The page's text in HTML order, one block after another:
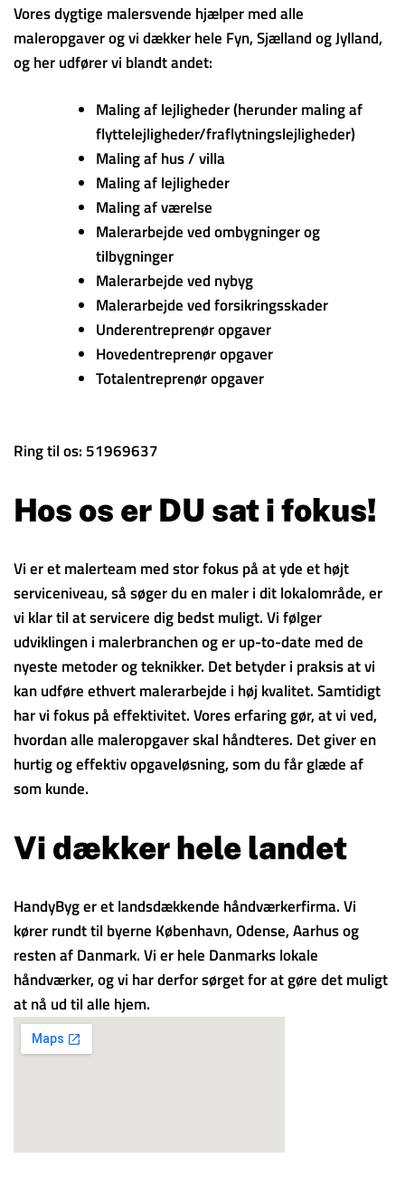
Vores dygtige malersvende hjælper med alle
maleropgaver og vi dækker hele Fyn, Sjælland og Jylland,
og her udfører vi blandt andet:
Maling af lejligheder (herunder maling af
flyttelejligheder/fraflytningslejligheder)
Maling af hus / villa
Maling af lejligheder
Maling af værelse
Malerarbejde ved ombygninger og
tilbygninger
Malerarbejde ved nybyg
Malerarbejde ved forsikringsskader
Underentreprenør opgaver
Hovedentreprenør opgaver
Totalentreprenør opgaver
Ring til os: 51969637
Hos os er DU sat i fokus!
Vi er et malerteam med stor fokus på at yde et højt
serviceniveau, så søger du en maler i dit lokalområde, er
vi klar til at servicere dig bedst muligt. Vi følger
udviklingen i malerbranchen og er up-to-date med de
nyeste metoder og teknikker. Det betyder i praksis at vi
kan udføre ethvert malerarbejde i høj kvalitet. Samtidigt
har vi fokus på effektivitet. Vores erfaring gør, at vi ved,
hvordan alle maleropgaver skal håndteres. Det giver en
hurtig og effektiv opgaveløsning, som du får glæde af
som kunde.
Vi dækker hele landet
HandyByg er et landsdækkende håndværkerfirma. Vi
kører rundt til byerne København, Odense, Aarhus og
resten af Danmark. Vi er hele Danmarks lokale
håndværker, og vi har derfor sørget for at gøre det muligt
at nå ud til alle hjem.